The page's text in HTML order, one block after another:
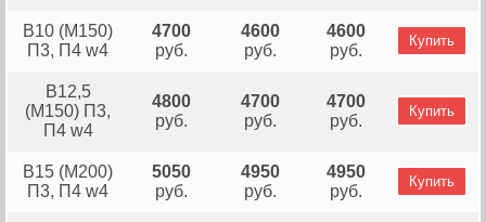
В10 (М150)
П3, П4 w4
4700
руб.
4600
руб.
4600
руб.
Купить
В12,5
(М150) П3,
П4 w4
4800
руб.
4700
руб.
4700
руб.
Купить
В15 (М200)
П3, П4 w4
5050
руб.
4950
руб.
4950
руб.
Купить